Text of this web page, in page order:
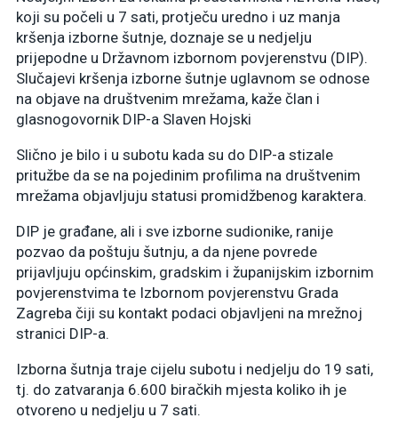
koji su počeli u 7 sati, protječu uredno i uz manja
kršenja izborne šutnje, doznaje se u nedjelju
prijepodne u Državnom izbornom povjerenstvu (DIP).
Slučajevi kršenja izborne šutnje uglavnom se odnose
na objave na društvenim mrežama, kaže član i
glasnogovornik DIP-a Slaven Hojski
Slično je bilo i u subotu kada su do DIP-a stizale
pritužbe da se na pojedinim profilima na društvenim
mrežama objavljuju statusi promidžbenog karaktera.
DIP je građane, ali i sve izborne sudionike, ranije
pozvao da poštuju šutnju, a da njene povrede
prijavljuju općinskim, gradskim i županijskim izbornim
povjerenstvima te Izbornom povjerenstvu Grada
Zagreba čiji su kontakt podaci objavljeni na mrežnoj
stranici DIP-a.
Izborna šutnja traje cijelu subotu i nedjelju do 19 sati,
tj. do zatvaranja 6.600 biračkih mjesta koliko ih je
otvoreno u nedjelju u 7 sati.